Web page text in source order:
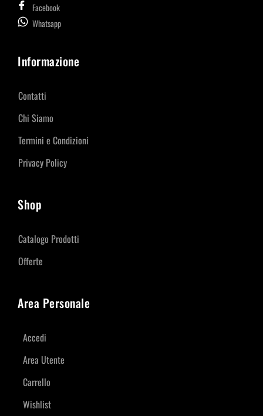
Facebook
Whatsapp
Informazione
Contatti
Chi Siamo
Termini e Condizioni
Privacy Policy
Shop
Catalogo Prodotti
Offerte
Area Personale
Accedi
Area Utente
Carrello
Wishlist